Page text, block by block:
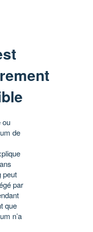
ou
de
peut
par
que
n’a